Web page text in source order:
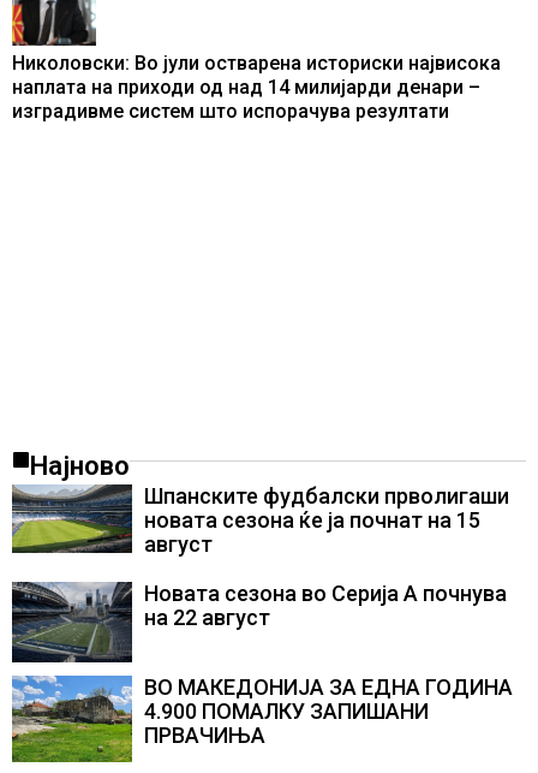
Николовски: Во јули остварена историски највисока
наплата на приходи од над 14 милијарди денари –
изградивме систем што испорачува резултати
Најново
Шпанските фудбалски прволигаши
новата сезона ќе ја почнат на 15
август
Новата сезона во Серија А почнува
на 22 август
ВО МАКЕДОНИЈА ЗА ЕДНА ГОДИНА
4.900 ПОМАЛКУ ЗАПИШАНИ
ПРВАЧИЊА